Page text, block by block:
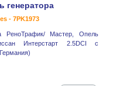
генератора
- 7PK1973
РеноТрафик/ Мастер, Опель
Интерстарт 2.5DCI с